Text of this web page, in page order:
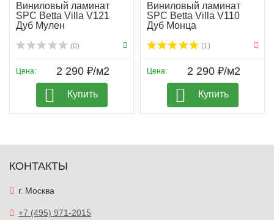
Виниловый ламинат
SPC Betta Villa V121
Дуб Мулен
(0)
Цена: 2 290 ₽/м2
Купить
Виниловый ламинат
SPC Betta Villa V110
Дуб Монца
(1)
Цена: 2 290 ₽/м2
Купить
КОНТАКТЫ
г. Москва
+7 (495) 971-2015